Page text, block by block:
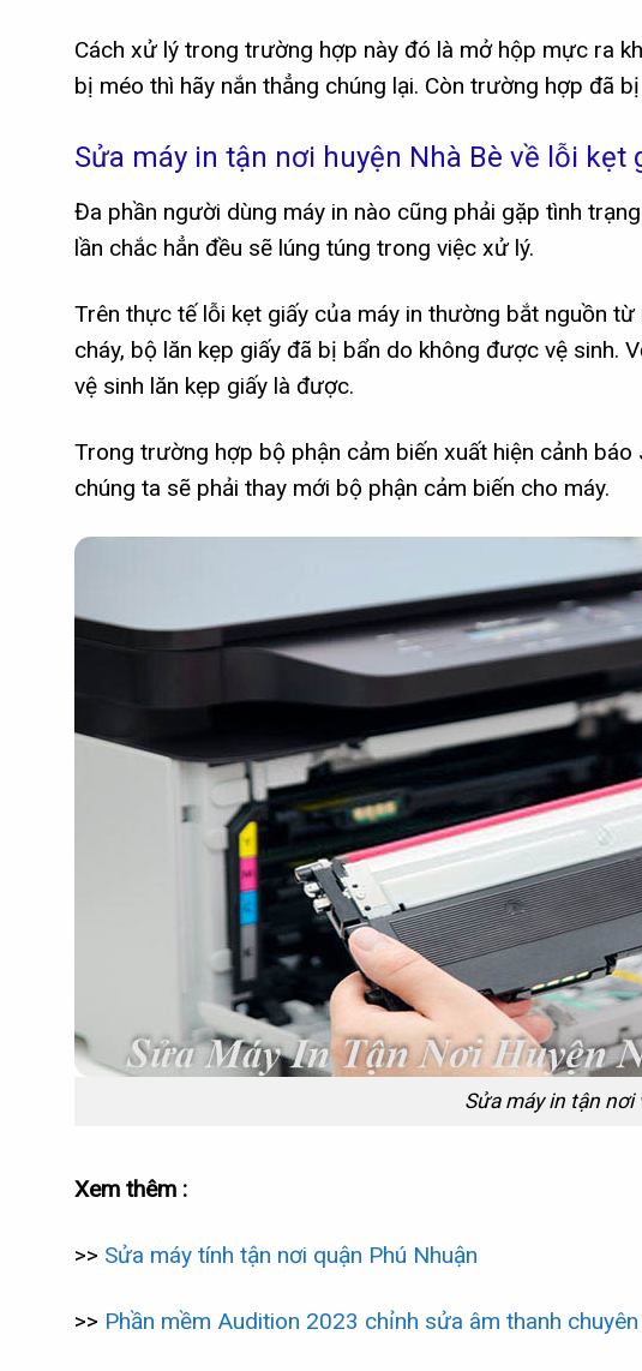
Cách xử lý trong trường hợp này đó là mở hộp mực ra
bị méo thì hãy nắn thẳng chúng lại. Còn trường hợp đã
Sửa máy in tận nơi huyện Nhà Bè về lỗi kẹt
Đa phần người dùng máy in nào cũng phải gặp tình
lần chắc hẳn đều sẽ lúng túng trong việc xử lý.
Trên thực tế lỗi kẹt giấy của máy in thường bắt nguồn
cháy, bộ lăn kẹp giấy đã bị bẩn do không được vệ sinh.
vệ sinh lăn kẹp giấy là được.
Trong trường hợp bộ phận cảm biến xuất hiện cảnh
chúng ta sẽ phải thay mới bộ phận cảm biến cho máy.
Sửa máy in tận nơi
Xem thêm :
>> Sửa máy tính tận nơi quận Phú Nhuận
>> Phần mềm Audition 2023 chỉnh sửa âm thanh